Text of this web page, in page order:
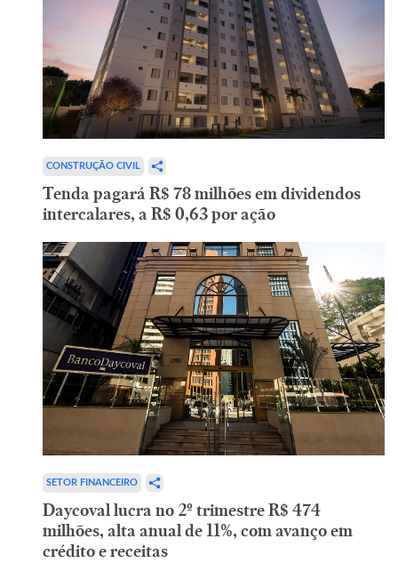
CONSTRUÇÃO CIVIL
Tenda pagará R$ 78 milhões em dividendos
intercalares, a R$ 0,63 por ação
SETOR FINANCEIRO
Daycoval lucra no 2º trimestre R$ 474
milhões, alta anual de 11%, com avanço em
crédito e receitas